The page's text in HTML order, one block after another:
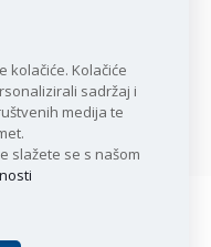
Sva prava pridržana |
kolačiće. Kolačiće
sadržaj i
medija te
slažete se s našom